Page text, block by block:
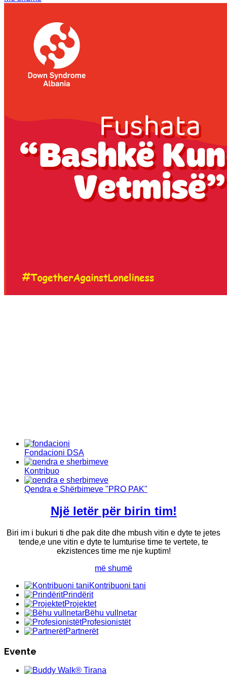
Fondacioni DSA
Kontribuo
Qendra e Shërbimeve "PRO PAK"
Një letër për birin tim!
Biri im i bukuri ti dhe pak dite dhe mbush vitin e dyte te jetes
tende,e une vitin e dyte te lumturise time te vertete, te
ekzistences time me nje kuptim!
më shumë
Kontribuoni tani
Prindërit
Projektet
Bëhu vullnetar
Profesionistët
Partnerët
Evente